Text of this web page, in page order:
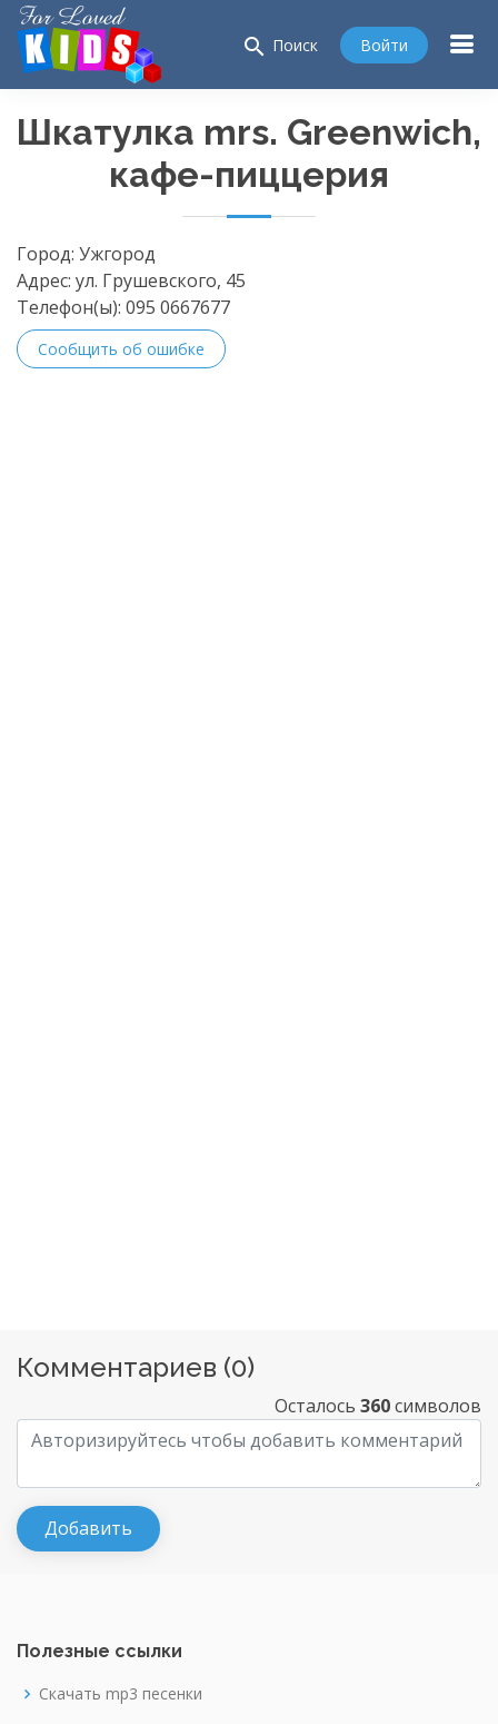
search Поиск Войти
Шкатулка mrs. Greenwich,
кафе-пиццерия
Город: Ужгород
Адрес: ул. Грушевского, 45
Телефон(ы): 095 0667677
Сообщить об ошибке
Комментариев (0)
Осталось 360символов
Полезные ссылки
Скачать mp3 песенки